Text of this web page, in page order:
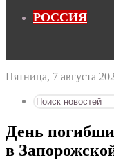
РОССИЯ
Пятница, 7 августа
День
в